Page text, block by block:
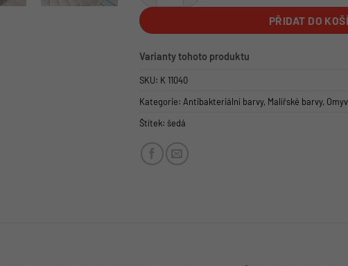
PŘIDAT DO
Varianty tohoto produktu
SKU: K 11040
Kategorie: Antibakteriální barvy, Malířské barvy,
Štítek: šedá